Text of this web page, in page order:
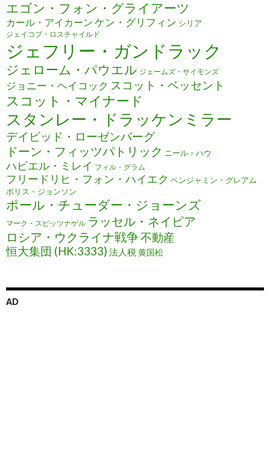
エゴン・フォン・グライアーツ
カール・アイカーン ケン・グリフィン シリア
ジェイコブ・ロスチャイルド
ジェフリー・ガンドラック
ジェローム・パウエル ジェームズ・サイモンズ
ジョニー・ヘイコック スコット・ベッセント
スコット・マイナード
スタンレー・ドラッケンミラー
デイビッド・ローゼンバーグ
ドーン・フィッツパトリック ニール・ハウ
ハビエル・ミレイ フィル・グラム
フリードリヒ・フォン・ハイエク ベンジャミン・グレアム
ボリス・ジョンソン
ポール・チューダー・ジョーンズ
マーク・スピッツナゲル ラッセル・ネイピア
ロシア・ウクライナ戦争不動産
恒大集団 (HK:3333) 法人税黄国松
AD